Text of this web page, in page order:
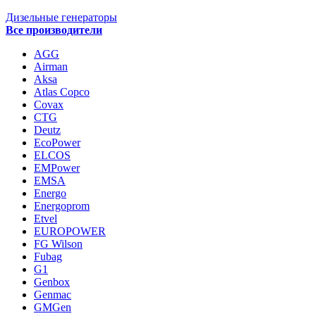
Дизельные генераторы
Все производители
AGG
Airman
Aksa
Atlas Copco
Covax
CTG
Deutz
EcoPower
ELCOS
EMPower
EMSA
Energo
Energoprom
Etvel
EUROPOWER
FG Wilson
Fubag
G1
Genbox
Genmac
GMGen